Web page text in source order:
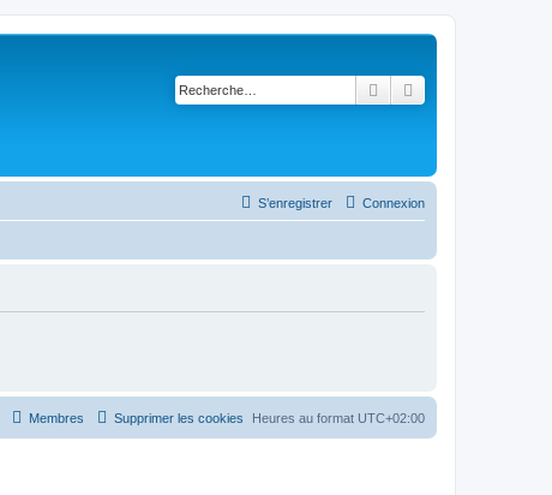
Rechercher
Connexion
S’enregistrer
Heures au format UTC+02:00
Supprimer les cookies
Membres